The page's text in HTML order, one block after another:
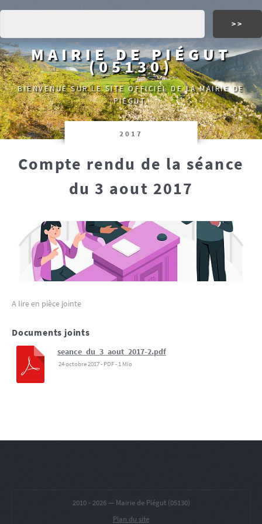
MAIRIE DE PIÉGUT
(05130)
BIENVENUE SUR LE SITE OFFICIEL DE LA MAIRIE DE
PIÉGUT.
2017
Compte rendu de la séance
du 3 aout 2017
A lire en pièce jointe
Documents joints
seance_du_3_aout_2017-2.pdf
24 octobre 2017- PDF- 1 Mio
2010 - 2026 — Mairie de Piégut (05130)
Plan du site